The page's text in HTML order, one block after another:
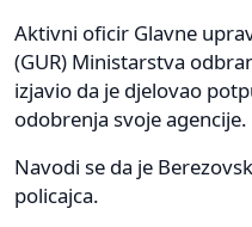
Aktivni oficir Glavne
(GUR) Ministarstva
izjavio da je djelovao
odobrenja svoje agencije.
Navodi se da je
policajca.